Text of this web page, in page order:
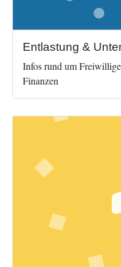
Entlastung &
Infos rund um
Finanzen